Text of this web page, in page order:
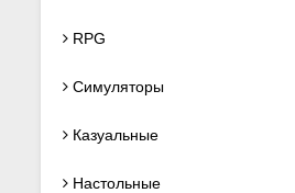
RPG
Симуляторы
Казуальные
Настольные